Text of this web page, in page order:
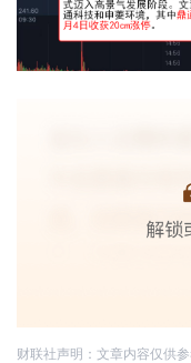
财联社声明：文章内容仅供